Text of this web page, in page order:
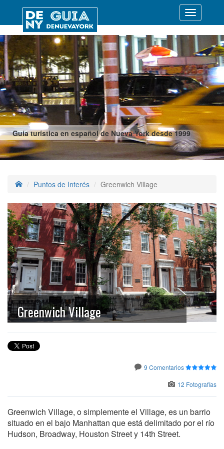
Guía turística en español de Nueva York desde 1999
Desplegar
Puntos de Interés Greenwich Village
Greenwich Village
9 Comentarios
12 Fotografías
Greenwich Village, o simplemente el Village, es un barrio
situado en el bajo Manhattan que está delimitado por el río
Hudson, Broadway, Houston Street y 14th Street.